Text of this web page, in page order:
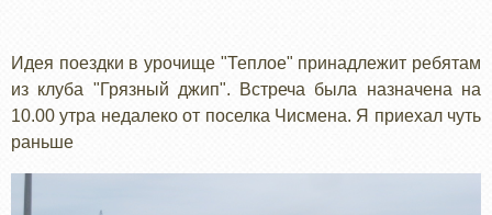
Идея поездки в урочище "Теплое" принадлежит ребятам
из клуба "Грязный джип". Встреча была назначена на
10.00 утра недалеко от поселка Чисмена. Я приехал чуть
раньше